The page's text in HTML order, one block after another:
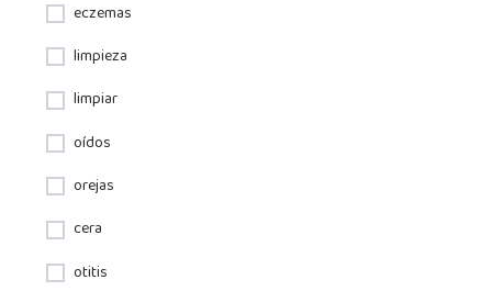
eczemas
limpieza
limpiar
oídos
orejas
cera
otitis